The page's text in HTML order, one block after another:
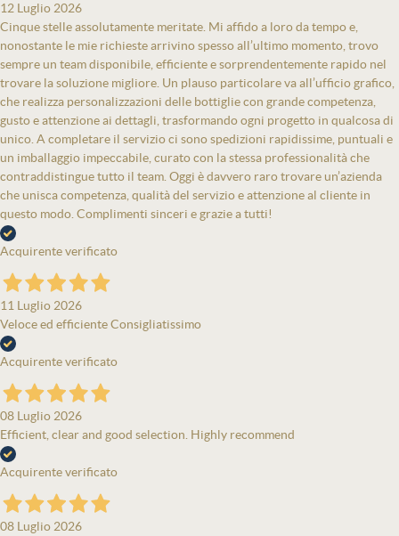
12 Luglio 2026
Cinque stelle assolutamente meritate. Mi affido a loro da tempo e,
nonostante le mie richieste arrivino spesso all’ultimo momento, trovo
sempre un team disponibile, efficiente e sorprendentemente rapido nel
trovare la soluzione migliore. Un plauso particolare va all’ufficio grafico,
che realizza personalizzazioni delle bottiglie con grande competenza,
gusto e attenzione ai dettagli, trasformando ogni progetto in qualcosa di
unico. A completare il servizio ci sono spedizioni rapidissime, puntuali e
un imballaggio impeccabile, curato con la stessa professionalità che
contraddistingue tutto il team. Oggi è davvero raro trovare un’azienda
che unisca competenza, qualità del servizio e attenzione al cliente in
questo modo. Complimenti sinceri e grazie a tutti!
Acquirente verificato
11 Luglio 2026
Veloce ed efficiente Consigliatissimo
Acquirente verificato
08 Luglio 2026
Efficient, clear and good selection. Highly recommend
Acquirente verificato
08 Luglio 2026